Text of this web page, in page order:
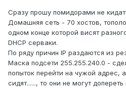
Сразу прошу помидорами не
Домашняя сеть - 70 хостов,
одном конце которой висят
DHCP серваки.
По ряду причин IP раздаются из
Маска подсети 255.255.240.0 -
попыток перейти на чужой адрес,
сидят......, то они не могут